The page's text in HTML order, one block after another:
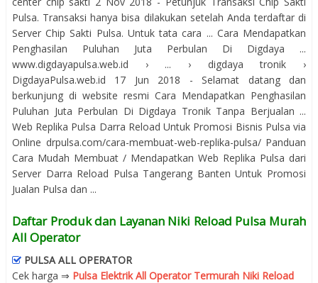
Pulsa. Transaksi hanya bisa dilakukan setelah Anda terdaftar di
Server Chip Sakti Pulsa. Untuk tata cara ... Cara Mendapatkan
Penghasilan Puluhan Juta Perbulan Di Digdaya ...
www.digdayapulsa.web.id › ... › digdaya tronik ›
DigdayaPulsa.web.id 17 Jun 2018 - Selamat datang dan
berkunjung di website resmi Cara Mendapatkan Penghasilan
Puluhan Juta Perbulan Di Digdaya Tronik Tanpa Berjualan ...
Web Replika Pulsa Darra Reload Untuk Promosi Bisnis Pulsa via
Online drpulsa.com/cara-membuat-web-replika-pulsa/ Panduan
Cara Mudah Membuat / Mendapatkan Web Replika Pulsa dari
Server Darra Reload Pulsa Tangerang Banten Untuk Promosi
Jualan Pulsa dan ...
Daftar Produk dan Layanan Niki Reload Pulsa Murah
All Operator
PULSA ALL OPERATOR
Cek harga ⇒ Pulsa Elektrik All Operator Termurah Niki Reload